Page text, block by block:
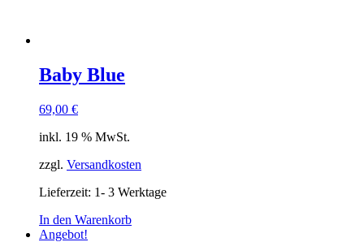
Baby Blue
69,00 €
inkl. 19 % MwSt.
zzgl. Versandkosten
Lieferzeit: 1- 3 Werktage
In den Warenkorb
Angebot!